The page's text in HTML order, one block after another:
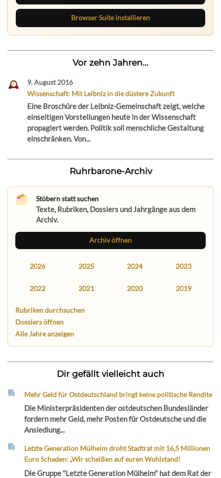
Browser Suite installieren
Vor zehn Jahren...
9. August 2016
Wissenschaft: Mit Leibniz in die düstere Zukunft
Eine Broschüre der Leibniz-Gemeinschaft zeigt, welche
einseitigen Vorstellungen heute in der Wissenschaft
propagiert werden. Politik soll menschliche Gestaltung
einschränken. Von...
Ruhrbarone-Archiv
Stöbern statt suchen
Texte, Rubriken, Dossiers und Jahrgänge aus dem
Archiv.
Archiv öffnen
2026 2025 2024 2023
2022 2021 2020 2019
Rubriken durchsuchen
Dossiers öffnen
Alle Jahre anzeigen
Dir gefällt vielleicht auch
Mehr Geld für Ostdeutschland bringt keine politische Rendite
Die Ministerpräsidenten der ostdeutschen Bundesländer
fordern mehr Geld, mehr Posten für Ostdeutsche und die
Ansiedlung...
Letzte Generation Mülheim droht Stadtrat mit 16,5 Millionen
Euro Schaden: „Wir scheißen auf euren Wohlstand!
Die Gruppe "Letzte Generation Mülheim" hat dem Rat der